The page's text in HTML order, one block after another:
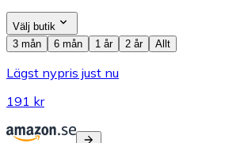
Välj butik
3 mån
6 mån 1 år 2 år Allt
Lägst nypris just nu
191 kr